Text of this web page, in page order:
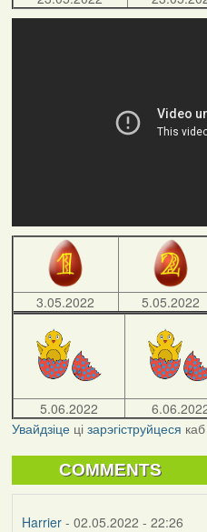
3.05.2022 5.05.2022
5.06.2022
Увайдзіцеці зарэгіструйцеся
COMMENTS
Harrier- 02.05.2022 - 22:26